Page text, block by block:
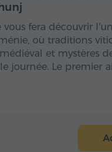
vous fera découvrir
où traditions
et mystères
journée. Le premier